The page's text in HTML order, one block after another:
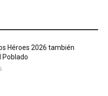
Héroes 2026 también
Poblado